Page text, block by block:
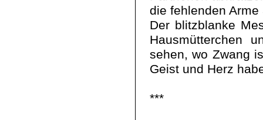
die fehlenden Arme
Der blitzblanke
Hausmütterchen
sehen, wo Zwang
Geist und Herz
***